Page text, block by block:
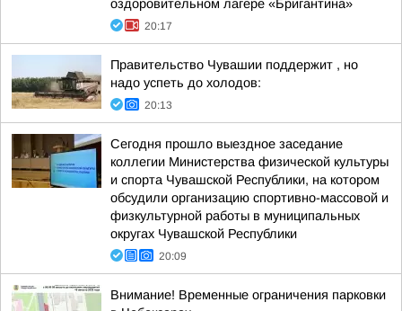
оздоровительном лагере «Бригантина»
20:17
Правительство Чувашии поддержит , но
надо успеть до холодов:
20:13
Сегодня прошло выездное заседание
коллегии Министерства физической культуры
и спорта Чувашской Республики, на котором
обсудили организацию спортивно-массовой и
физкультурной работы в муниципальных
округах Чувашской Республики
20:09
Внимание! Временные ограничения парковки